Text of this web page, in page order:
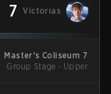
7 Victorias
Master's Coliseum 7
Group Stage - Upper